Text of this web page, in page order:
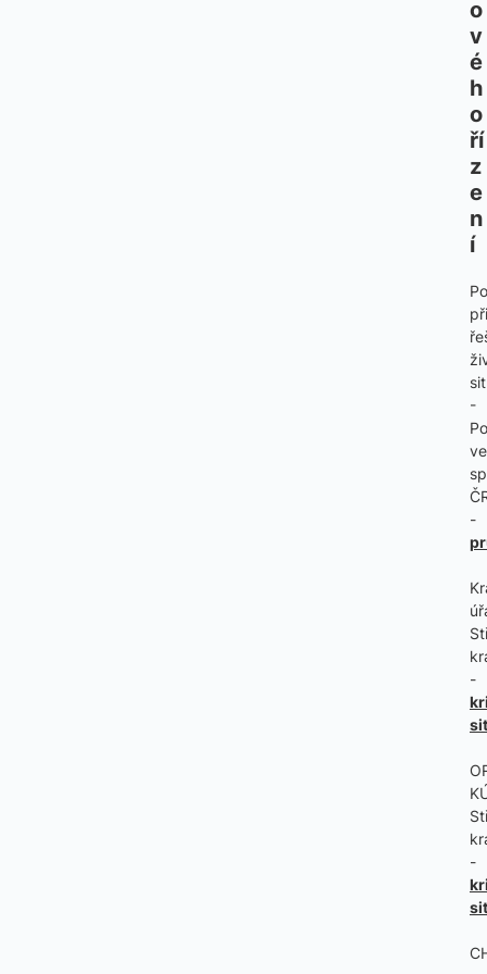
o
v
é
h
o
ří
z
e
n
í
při
-
-
-
-